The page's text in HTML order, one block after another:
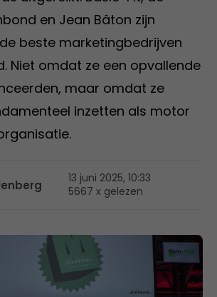
en Jean Bâton zijn
beste marketingbedrijven
Niet omdat ze een opvallende
maar omdat ze
inzetten als motor
13 juni 2025, 10:33
5667 x gelezen